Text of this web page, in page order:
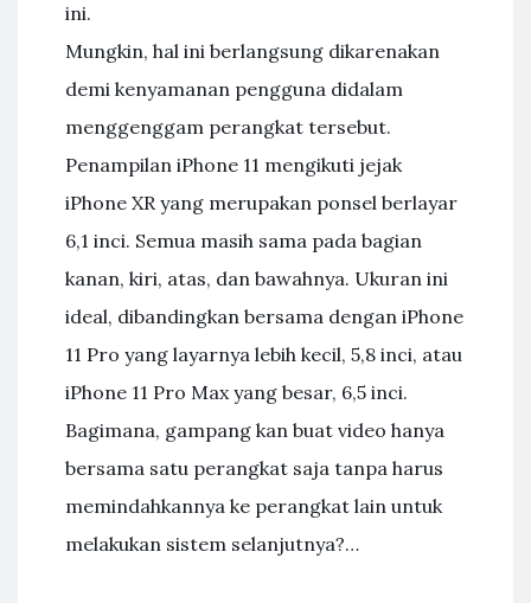
ini.
Mungkin, hal ini berlangsung dikarenakan
demi kenyamanan pengguna didalam
menggenggam perangkat tersebut.
Penampilan iPhone 11 mengikuti jejak
iPhone XR yang merupakan ponsel berlayar
6,1 inci. Semua masih sama pada bagian
kanan, kiri, atas, dan bawahnya. Ukuran ini
ideal, dibandingkan bersama dengan iPhone
11 Pro yang layarnya lebih kecil, 5,8 inci, atau
iPhone 11 Pro Max yang besar, 6,5 inci.
Bagimana, gampang kan buat video hanya
bersama satu perangkat saja tanpa harus
memindahkannya ke perangkat lain untuk
melakukan sistem selanjutnya?…